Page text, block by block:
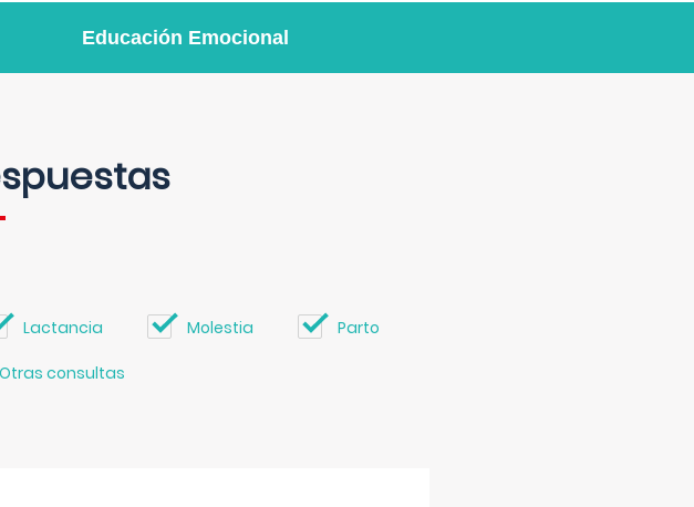
Educación Emocional
Lactancia Molestia Parto
Otras consultas